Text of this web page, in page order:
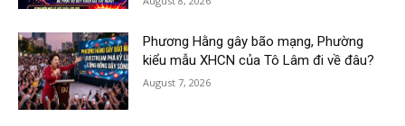
Phương Hằng gây bão mạng, Phường
kiểu mẫu XHCN của Tô Lâm đi về đâu?
August 7, 2026